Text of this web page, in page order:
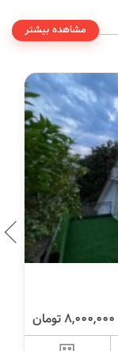
مشاهده بیشتر
8,000,000 تومان